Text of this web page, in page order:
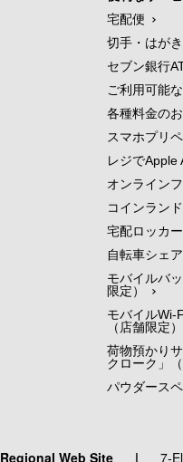
宅配便
切手・はが
セブン銀行
ご利用可能
各種料金の
スマホプリ
レジでApple
オンライン
コインラン
宅配ロッカ
自転車シェ
モバイルバ
限定）
モバイルWi-
（店舗限定）
荷物預かり
クローク」（
パウダース
Regional Web Site |